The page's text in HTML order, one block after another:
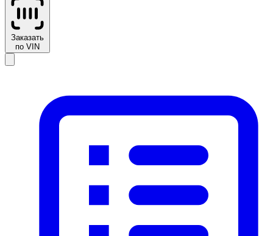
Заказать
по VIN